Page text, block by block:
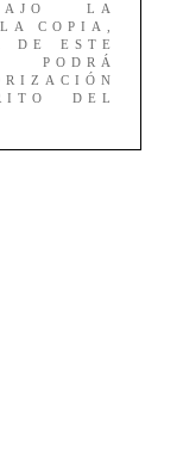
LA
COPIA,
DE ESTE
DEL